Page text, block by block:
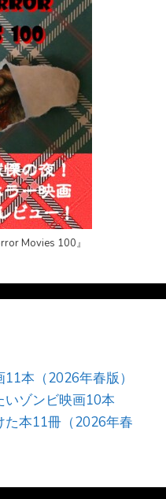
Movies 100』
本（2026年春版）
いゾンビ映画10本
た本11冊（2026年春